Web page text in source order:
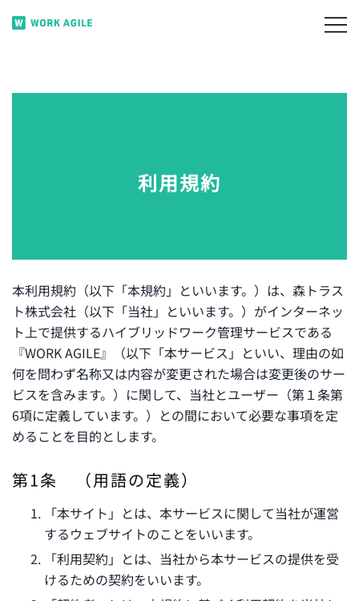
利用規約
本利用規約（以下「本規約」といいます。）は、森トラス
ト株式会社（以下「当社」といいます。）がインターネッ
ト上で提供するハイブリッドワーク管理サービスである
『WORK AGILE』（以下「本サービス」といい、理由の如
何を問わず名称又は内容が変更された場合は変更後のサー
ビスを含みます。）に関して、当社とユーザー（第１条第
6項に定義しています。）との間において必要な事項を定
めることを目的とします。
第1条 （用語の定義）
「本サイト」とは、本サービスに関して当社が運営
するウェブサイトのことをいいます。
「利用契約」とは、当社から本サービスの提供を受
けるための契約をいいます。